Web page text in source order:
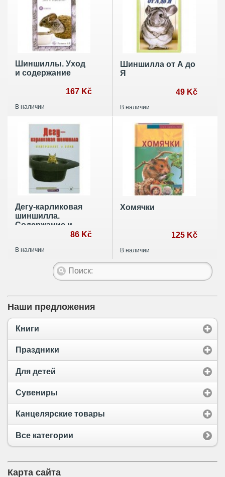
Шиншиллы. Уход
и содержание
167 Kč
В наличии
Шиншилла от А до
Я
49 Kč
В наличии
Дегу-карликовая
шиншилла.
Содержание и
86 Kč
В наличии
Хомячки
125 Kč
В наличии
Наши предложения
Книги
Праздники
Для детей
Сувениры
Канцелярские товары
Все категории
Карта сайта